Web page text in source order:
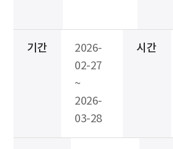
기간
2026-
02-27
~
2026-
03-28
시간